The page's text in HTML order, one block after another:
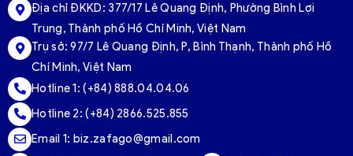
Địa chỉ ĐKKD: 377/17 Lê Quang Định, Phường Bình Lợi
Trung, Thành phố Hồ Chí Minh, Việt Nam
Trụ sở:97/7 Lê Quang Định, P, Bình Thạnh, Thành phố Hồ
Chí Minh, Việt Nam
Hotline 1:(+84) 888.04.04.06
Hotline 2:(+84) 2866.525.855
Email 1: biz.zafago@gmail.com